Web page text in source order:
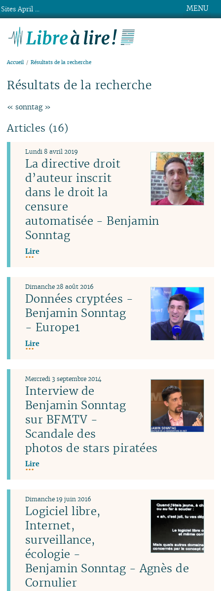
MENU
Accueil Résultats de la recherche
Résultats de la recherche
« sonntag »
Articles (16)
La directive droit
d’auteur inscrit
dans le droit la
censure
automatisée - Benjamin
Sonntag
Lundi 8 avril 2019
Lire
Données cryptées -
Benjamin Sonntag
- Europe1
Dimanche 28 août 2016
Lire
Interview de
Benjamin Sonntag
sur BFMTV -
Scandale des
photos de stars piratées
Mercredi 3 septembre 2014
Lire
Logiciel libre,
Internet,
surveillance,
écologie -
Benjamin Sonntag - Agnès de
Cornulier
Dimanche 19 juin 2016
Sites April ...